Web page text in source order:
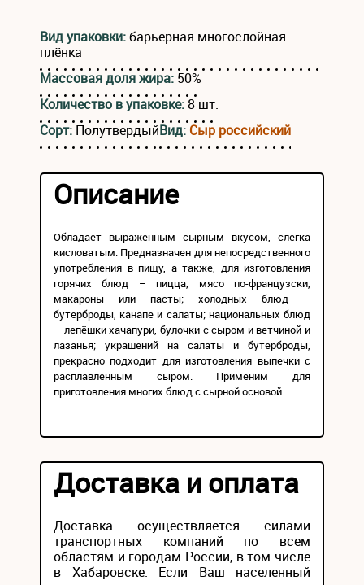
Вид упаковки:барьерная многослойная
плёнка
Массовая доля жира: 50%
Количество в упаковке:8 шт.
Сорт: ПолутвердыйВид: Сыр российский
Описание
Обладает выраженным сырным вкусом, слегка
кисловатым. Предназначен для непосредственного
употребления в пищу, а также, для изготовления
горячих блюд – пицца, мясо по-французски,
макароны или пасты; холодных блюд –
бутерброды, канапе и салаты; национальных блюд
– лепёшки хачапури, булочки с сыром и ветчиной и
лазанья; украшений на салаты и бутерброды,
прекрасно подходит для изготовления выпечки с
расплавленным сыром. Применим для
приготовления многих блюд с сырной основой.
Доставка и оплата
Доставка осуществляется силами
транспортных компаний по всем
областям и городам России, в том числе
в Хабаровске. Если Ваш населенный